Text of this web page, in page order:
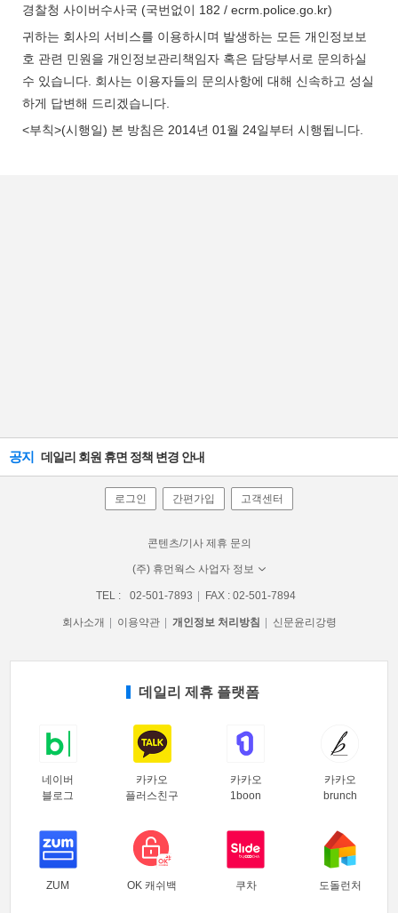
경찰청 사이버수사국 (국번없이 182 / ecrm.police.go.kr)
귀하는 회사의 서비스를 이용하시며 발생하는 모든 개인정보보
호 관련 민원을 개인정보관리책임자 혹은 담당부서로 문의하실
수 있습니다. 회사는 이용자들의 문의사항에 대해 신속하고 성실
하게 답변해 드리겠습니다.
<부칙>(시행일) 본 방침은 2014년 01월 24일부터 시행됩니다.
공지 데일리 회원 휴면 정책 변경 안내
로그인 간편가입 고객센터
콘텐츠/기사 제휴 문의
(주) 휴먼웍스 사업자 정보
TEL : 02-501-7893 FAX : 02-501-7894
회사소개 이용약관 개인정보 처리방침 신문윤리강령
데일리 제휴 플랫폼
네이버
블로그
카카오
플러스친구
카카오
1boon
카카오
brunch
ZUM OK 캐쉬백 쿠차 도돌런처